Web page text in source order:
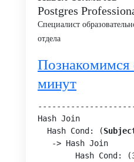
Postgres
Специалист
отдела
Познакомимся
минут
Hash Join
Hash Cond: (
-> Hash Join
Hash Cond: (